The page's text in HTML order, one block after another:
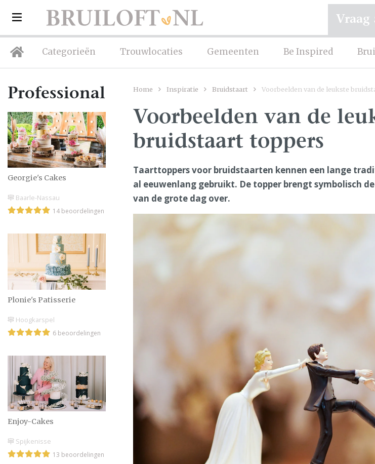
Categorieën Trouwlocaties Gemeenten Be Inspired
Professionals
Georgie's Cakes
Baarle-Nassau
14 beoordelingen
Plonie's Patisserie
Hoogkarspel
6 beoordelingen
Enjoy-Cakes
Spijkenisse
13 beoordelingen
Home Inspiratie Bruidstaart Voorbeelden van de leukste
Voorbeelden van de
bruidstaart toppers
Taarttoppers voor bruidstaarten kennen een lange
al eeuwenlang gebruikt. De topper brengt symbolisch
van de grote dag over.